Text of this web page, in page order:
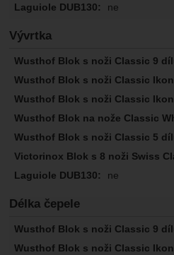
ne
Vývrtka
ne
Délka čepele